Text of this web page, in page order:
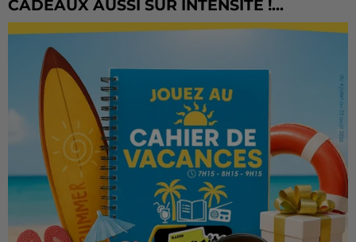
CADEAUX AUSSI SUR INTENSITÉ !...